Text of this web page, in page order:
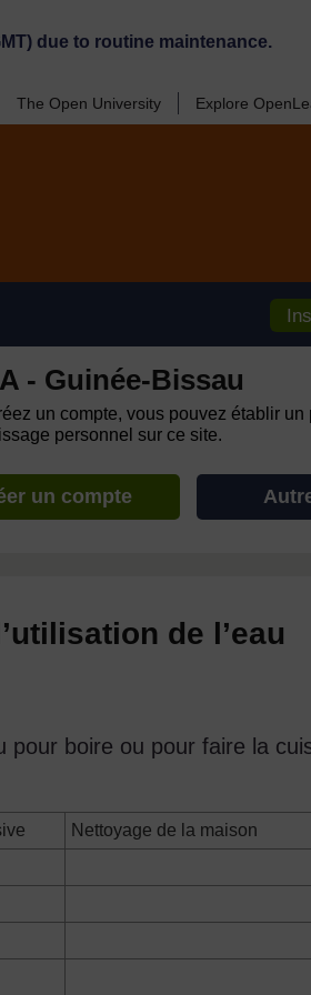
due to routine maintenance.
The Open University Explore
- Guinée-Bissau
un compte, vous pouvez établir un
personnel sur ce site.
un compte
de l’eau
pour boire ou pour faire la
Nettoyage de la maison